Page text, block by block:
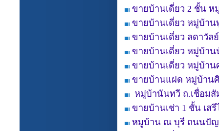
ขายบ้านเดี่ยว 2 ชั้น
ขายบ้านเดี่ยว หมู่บ้า
ขายบ้านเดี่ยว ลดาวัล
ขายบ้านเดี่ยว หมู่บ้า
ขายบ้านเดี่ยว หมู่บ้า
ขายบ้านแฝด หมู่บ้าน
หมู่บ้านันทวี ถ.เชื่อม
ขายบ้านเช่า 1 ชั้น เส
หมูบ้าน ณ บุรี ถนนปั